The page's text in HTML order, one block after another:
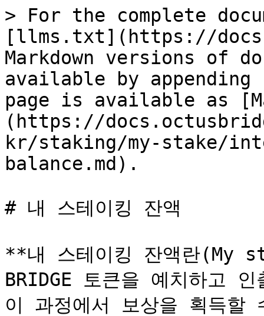
> For the complete
[llms.txt](https://
Markdown versions of
available by
page is available as
(https://
kr/staking/my-stake/
balance.md).
# 내 스테이킹 잔액
**내 스테이킹 잔액란(My
BRIDGE 토큰을 예치하고
이 과정에서 보상을 획득할